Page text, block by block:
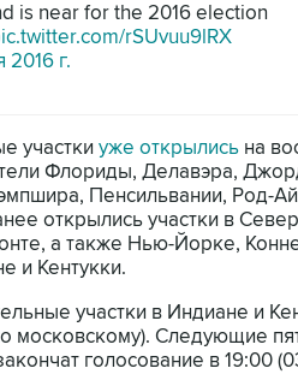
is near for the 2016 election
rSUvuu9lRX
2016 г.
участкиуже открылись на
Флориды, Делавэра,
Пенсильвании, Род-
открылись участки в
а также Нью-Йорке,
и Кентукки.
участки в Индиане и
московскому). Следующие
голосование в 19:00